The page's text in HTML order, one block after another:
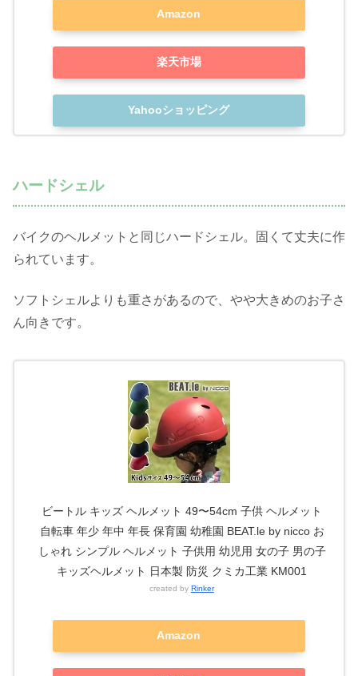
Amazon
楽天市場
Yahooショッピング
ハードシェル
バイクのヘルメットと同じハードシェル。固くて丈夫に作
られています。
ソフトシェルよりも重さがあるので、やや大きめのお子さ
ん向きです。
ビートル キッズ ヘルメット 49〜54cm 子供 ヘルメット
自転車 年少 年中 年長 保育園 幼稚園 BEAT.le by nicco お
しゃれ シンプル ヘルメット 子供用 幼児用 女の子 男の子
キッズヘルメット 日本製 防災 クミカ工業 KM001
created by Rinker
Amazon